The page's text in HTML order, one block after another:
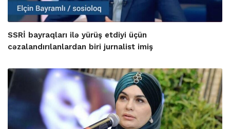
SSRİ bayraqları ilə yürüş etdiyi üçün
cəzalandırılanlardan biri jurnalist imiş